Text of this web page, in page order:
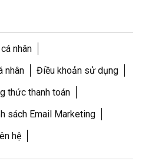
nhân
nhân
Điều khoản sử dụng
thức thanh toán
sách Email Marketing
hệ